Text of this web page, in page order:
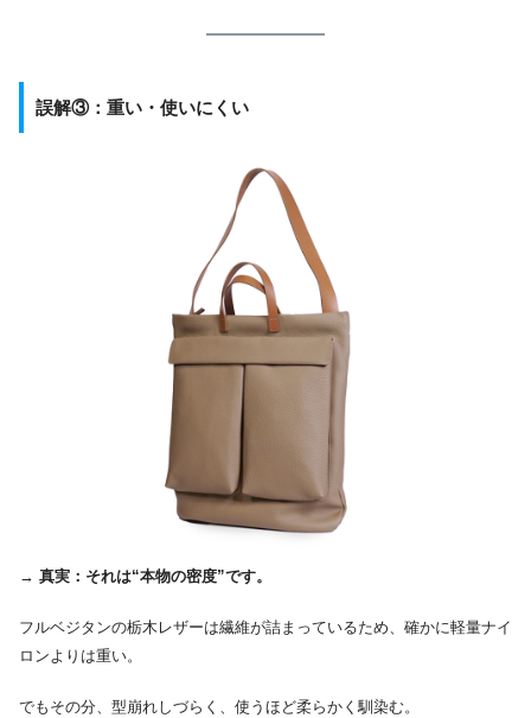
誤解③：重い・使いにくい
→ 真実：それは“本物の密度”です。
フルベジタンの栃木レザーは繊維が詰まっているため、確かに軽量ナイ
ロンよりは重い。
でもその分、型崩れしづらく、使うほど柔らかく馴染む。